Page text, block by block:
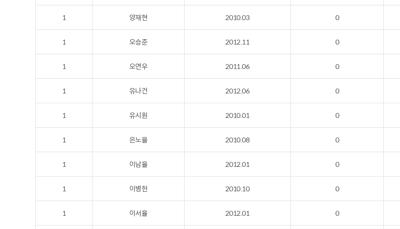
1 양재현 2010.03 0
1 오승준 2012.11 0
1 오연우 2011.06 0
1 유나건 2012.06 0
1 유시원 2010.01 0
1 은노율 2010.08 0
1 이남율 2012.01 0
1 이병헌 2010.10 0
1 이서율 2012.01 0